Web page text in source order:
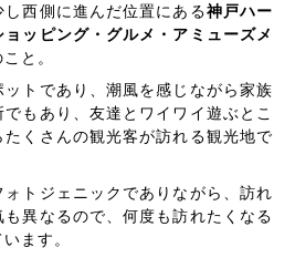
西側に進んだ位置にある神戸ハー
ッピング・グルメ・アミューズメ
と。
トであり、潮風を感じながら家族
もあり、友達とワイワイ遊ぶとこ
くさんの観光客が訪れる観光地で
トジェニックでありながら、訪れ
異なるので、何度も訪れたくなる
ます。